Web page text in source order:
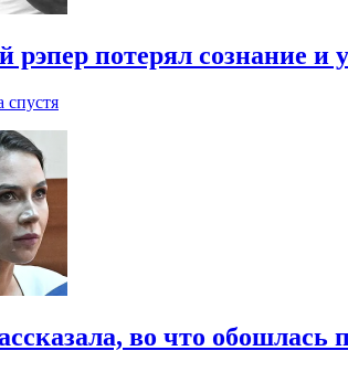
потерял сознание и
спустя
во что обошлась